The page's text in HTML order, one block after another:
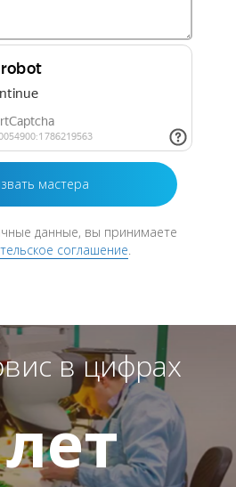
данные, вы принимаете
соглашение.
в цифрах